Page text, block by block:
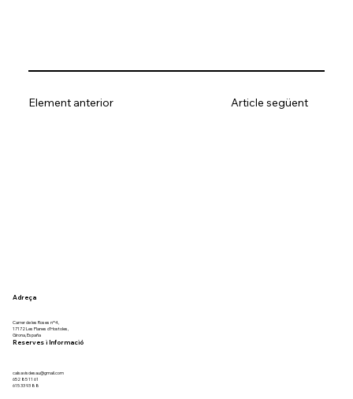
Article següent
Element anterior
Adreça
Carrer de les Roses nº4,
17172 Les Planes d'Hostoles,
Girona, España
Reserves i Informació
calsavisdesau@gmail.com
652 85 11 61
615 33 93 88